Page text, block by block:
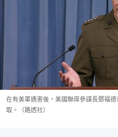
在有美軍遇害後，美國聯席參謀長鄧福
取。（路透社）